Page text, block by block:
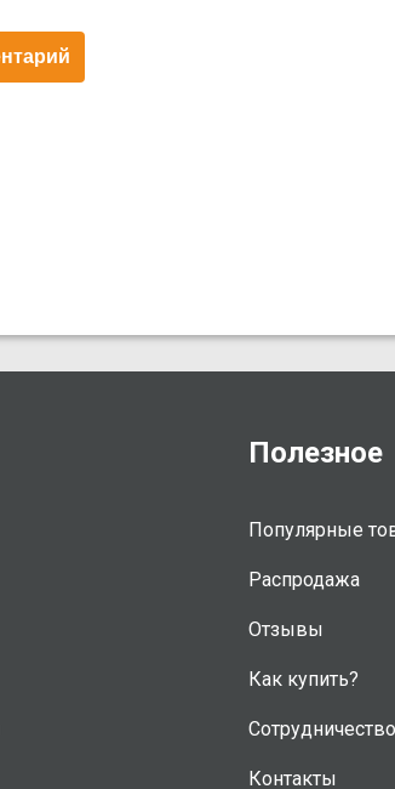
Полезное
Популярные
Распродажа
Отзывы
Как купить?
Сотрудничество
Контакты